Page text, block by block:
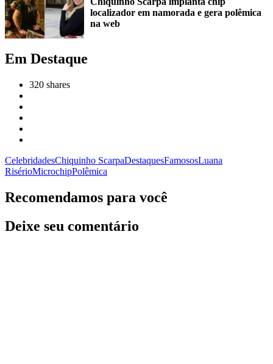
localizador em namorada e gera polêmica
na web
Em Destaque
320 shares
CelebridadesChiquinho ScarpaDestaquesFamososLuana
RisérioMicrochipPolêmica
Recomendamos para você
Deixe seu comentário